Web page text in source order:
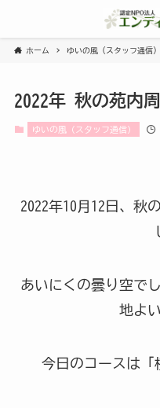
ホーム ゆいの風（スタッフ通信）
2022年 秋の苑内
ゆいの風（スタッフ通信）
2022年10月12日、秋
あいにくの曇り空で
地よ
今日のコースは「